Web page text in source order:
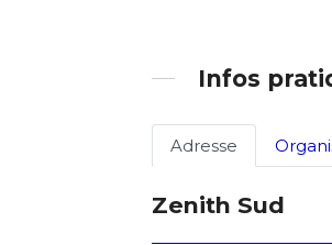
Infos
Adresse
Zenith Sud